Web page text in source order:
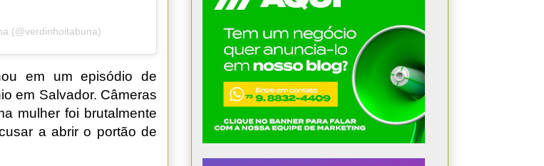
(@verdinhoitabuna)
em um episódio de
em Salvador. Câmeras
mulher foi brutalmente
a abrir o portão de